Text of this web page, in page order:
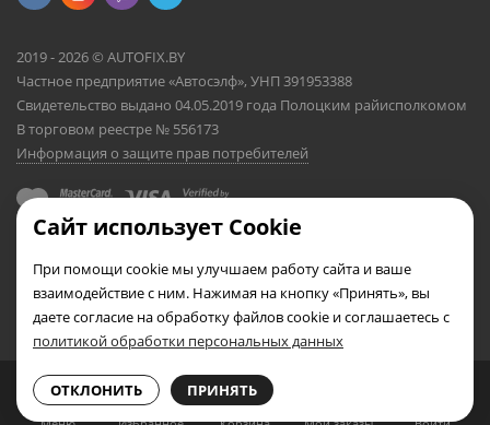
0
2019 - 2026 © AUTOFIX.BY
Частное предприятие «Автосэлф», УНП 391953388
Свидетельство выдано 04.05.2019 года Полоцким райисполкомом
В торговом реестре № 556173
Информация о защите прав потребителей
Сайт использует Cookie
При помощи cookie мы улучшаем работу сайта и ваше
взаимодействие с ним. Нажимая на кнопку «Принять», вы
даете согласие на обработку файлов cookie и соглашаетесь с
политикой обработки персональных данных
ОТКЛОНИТЬ ПРИНЯТЬ